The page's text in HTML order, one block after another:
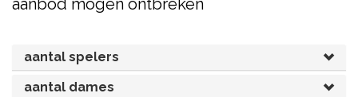
OVERIG (30'-75')
KORT (-30')
JUBILEUMSTUK
OVERIG
aanbod mogen ontbreken
aantal spelers
aantal dames